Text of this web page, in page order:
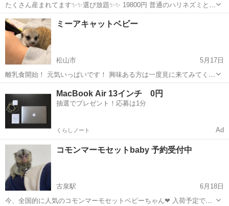
たくさん産まれてます✨✨選び放題✨✨ 19800円 普通のハリネズミと違
ってハリをあまり立てず、あまり痛くもなく、 ウンチもおしっこも少
ないのでお世話しやすいです🥰
愛媛 松山市 ペットショップ
ミーアキャットベビー
松山市
5月17日
離乳食開始！ 元気いっぱいです！ 興味ある方は一度見に来てみてくだ
さい✨(^^) 母乳ですくすく育ってます✨ 購入希望の方は フルネーム 電
話番号 お住まいの都道府県名 入れて連絡ください✨ 購入希望の方の
みご連絡お待...
ミーアキャット
MacBook Air 13インチ 0円
抽選でプレゼント！応募は1分
くらしノート Ad
コモンマーモセットbaby 予約受付中
古泉駅
6月18日
今、全国的に人気のコモンマーモセットベビーちゃん❤ 入荷予定です